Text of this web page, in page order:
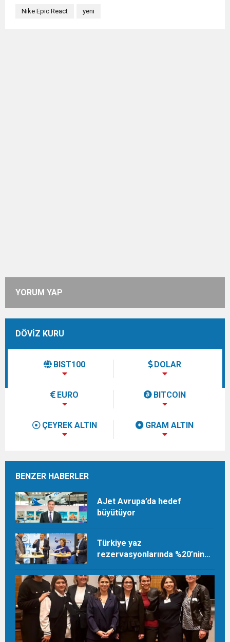
Nike Epic React yeni
YORUM YAP
DÖVİZ KURU
BIST100 DOLAR
EURO BITCOIN
ÇEYREK ALTIN GRAM ALTIN
BENZER HABERLER
AJet Avrupa’da hedef
büyütüyor
Türkiye yaz
rezervasyonlarında %20’nin